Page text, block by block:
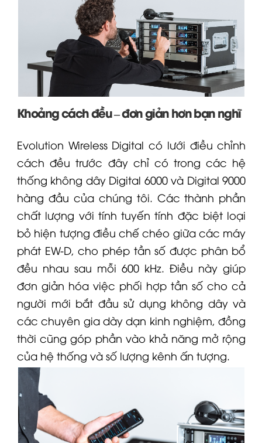
Khoảng cách đều – đơn giản hơn bạn nghĩ
Evolution Wireless Digital có lưới điều chỉnh
cách đều trước đây chỉ có trong các hệ
thống không dây Digital 6000và Digital 9000
hàng đầu của chúng tôi. Các thành phần
chất lượng với tính tuyến tính đặc biệt loại
bỏ hiện tượng điều chế chéo giữa các máy
phát EW-D, cho phép tần số được phân bổ
đều nhau sau mỗi 600 kHz. Điều này giúp
đơn giản hóa việc phối hợp tần số cho cả
người mới bắt đầu sử dụng không dây và
các chuyên gia dày dạn kinh nghiệm, đồng
thời cũng góp phần vào khả năng mở rộng
của hệ thống và số lượng kênh ấn tượng.